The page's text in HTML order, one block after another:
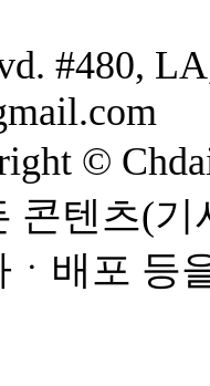
#480,
©
콘텐츠(
배포 등